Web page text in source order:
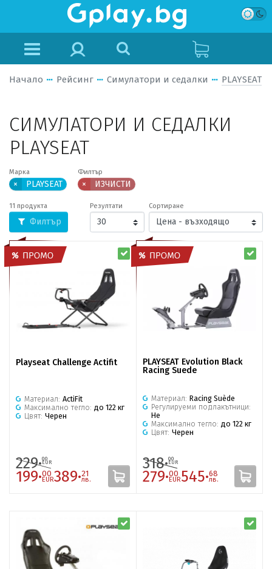
Начало Рейсинг Симулатори и седалки PLAYSEAT
СИМУЛАТОРИ И СЕДАЛКИ
PLAYSEAT
Марка
× PLAYSEAT
Филтър
× ИЗЧИСТИ
11 продукта
Филтър
Резултати Сортиране
Playseat Challenge Actifit
Материал: ActiFit
Максимално тегло: до 122 кг
Цвят: Черен
229·00
EUR
199·00
EUR389·21
лв.
PLAYSEAT Evolution Black
Racing Suede
Материал: Racing Suède
Регулируеми подлакътници:
Не
Максимално тегло: до 122 кг
Цвят: Черен
318·00
EUR
279·00
EUR545·68
лв.